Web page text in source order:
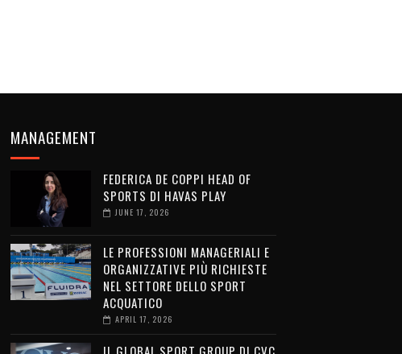
MANAGEMENT
FEDERICA DE COPPI HEAD OF
SPORTS DI HAVAS PLAY
JUNE 17, 2026
LE PROFESSIONI MANAGERIALI E
ORGANIZZATIVE PIÙ RICHIESTE
NEL SETTORE DELLO SPORT
ACQUATICO
APRIL 17, 2026